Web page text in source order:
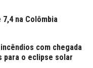
na Colômbia
com chegada
para o eclipse solar